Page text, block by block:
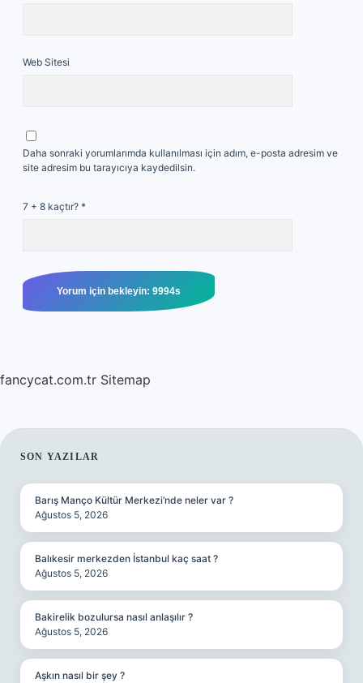
Web Sitesi
Daha sonraki yorumlarımda kullanılması için adım, e-posta adresim ve
site adresim bu tarayıcıya kaydedilsin.
7 + 8 kaçtır? *
fancycat.com.tr Sitemap
SIDEBAR
SON YAZILAR
Barış Manço Kültür Merkezi’nde neler var ?
Ağustos 5, 2026
Balıkesir merkezden İstanbul kaç saat ?
Ağustos 5, 2026
Bakirelik bozulursa nasıl anlaşılır ?
Ağustos 5, 2026
Aşkın nasıl bir şey ?